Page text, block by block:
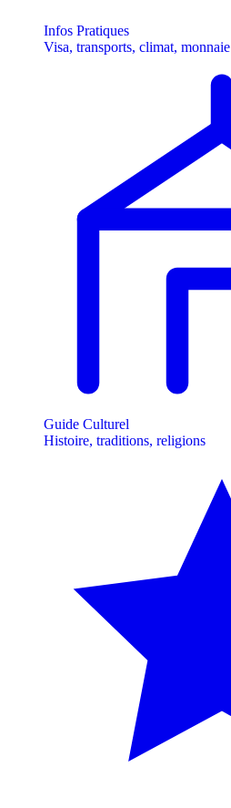
Infos Pratiques
Visa, transports, climat, monnaie
Guide Culturel
Histoire, traditions, religions